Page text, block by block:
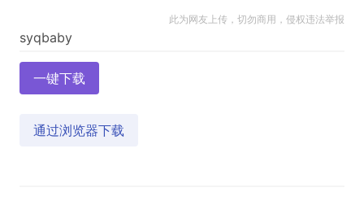
此为网友上传，切勿商用，侵权违法举报
一键下载
通过浏览器下载